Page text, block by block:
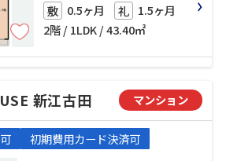
敷 0.5ヶ月 礼 1.5ヶ月
2階 / 1LDK / 43.40㎡
新江古田 マンション
初期費用カード決済可